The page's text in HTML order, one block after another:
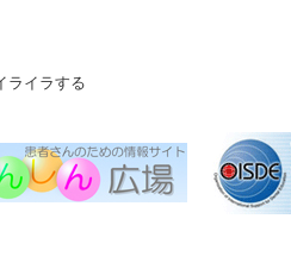
ライラする